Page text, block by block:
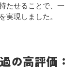
たせることで、一
実現しました。
の高評価：